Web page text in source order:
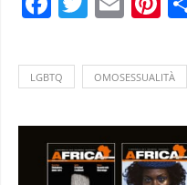
LGBTQ OMOSESSUALITÀ